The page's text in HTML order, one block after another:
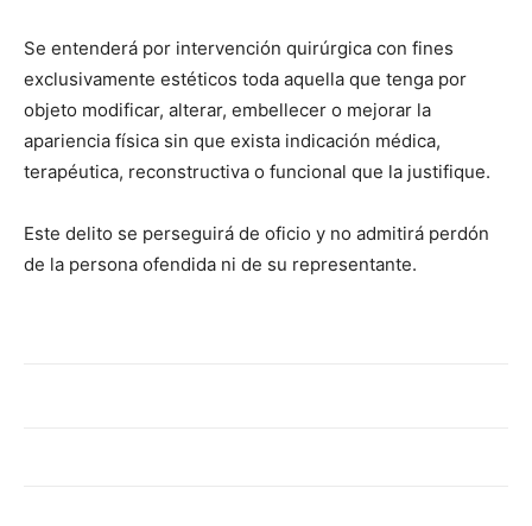
Se entenderá por intervención quirúrgica con fines
exclusivamente estéticos toda aquella que tenga por
objeto modificar, alterar, embellecer o mejorar la
apariencia física sin que exista indicación médica,
terapéutica, reconstructiva o funcional que la justifique.
Este delito se perseguirá de oficio y no admitirá perdón
de la persona ofendida ni de su representante.